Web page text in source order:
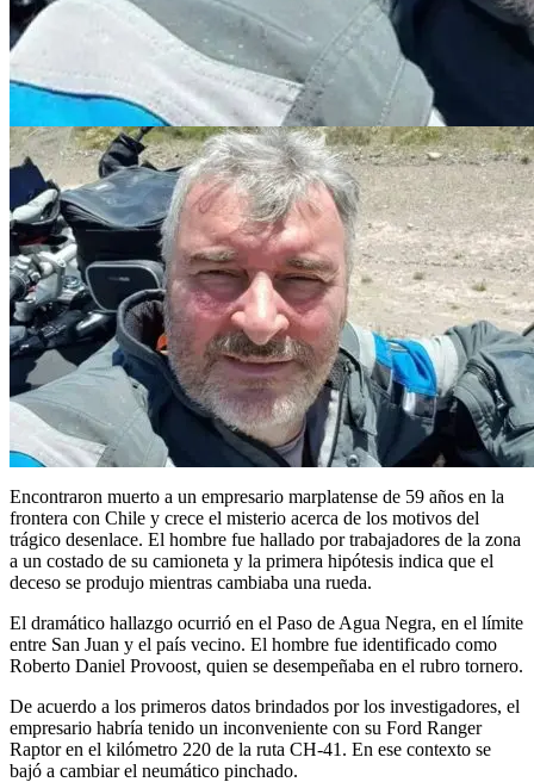
Encontraron muerto a un empresario marplatense de 59 años en la
frontera con Chile y crece el misterio acerca de los motivos del
trágico desenlace. El hombre fue hallado por trabajadores de la zona
a un costado de su camioneta y la primera hipótesis indica que el
deceso se produjo mientras cambiaba una rueda.
El dramático hallazgo ocurrió en el Paso de Agua Negra, en el límite
entre San Juan y el país vecino. El hombre fue identificado como
Roberto Daniel Provoost, quien se desempeñaba en el rubro tornero.
De acuerdo a los primeros datos brindados por los investigadores, el
empresario habría tenido un inconveniente con su Ford Ranger
Raptor en el kilómetro 220 de la ruta CH-41. En ese contexto se
bajó a cambiar el neumático pinchado.